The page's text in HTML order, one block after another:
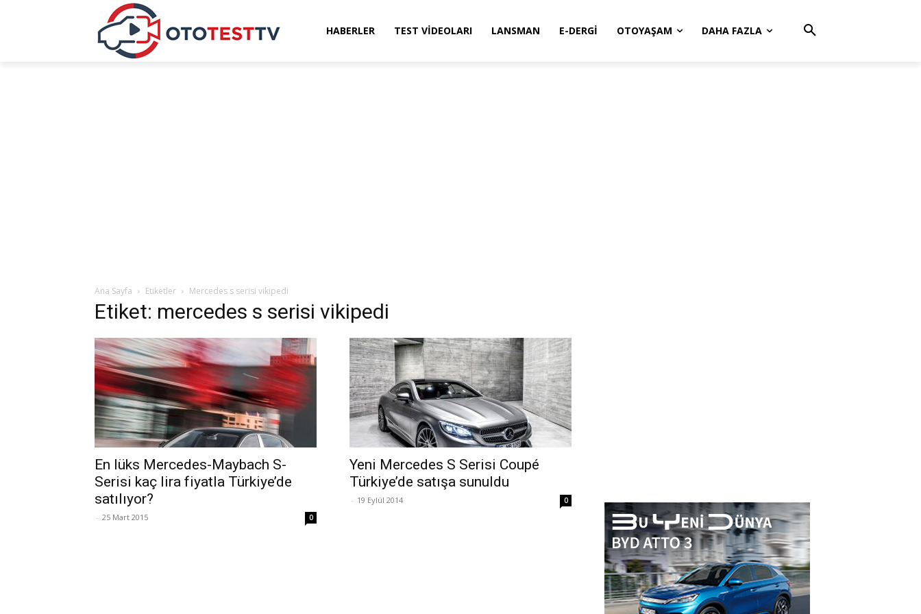
HABERLER TEST VIDEOLARI LANSMAN E-DERGI OTOYAŞAM DAHA FAZLA
Ana Sayfa Etiketler Mercedes s serisi vikipedi
Etiket: mercedes s serisi vikipedi
En lüks Mercedes-Maybach S-
Serisi kaç lira fiyatla Türkiye’de
satılıyor?
- 25 Mart 2015 0
Yeni Mercedes S Serisi Coupé
Türkiye’de satışa sunuldu
- 19 Eylül 2014 0